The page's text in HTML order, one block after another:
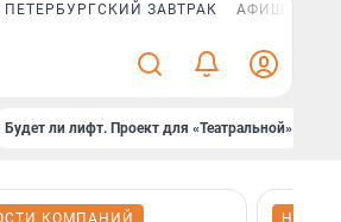
ПЕТЕРБУРГСКИЙ ЗАВТРАК АФИША PLUS
Будет ли лифт. Проект для «Театральной»
КОМПАНИЙ